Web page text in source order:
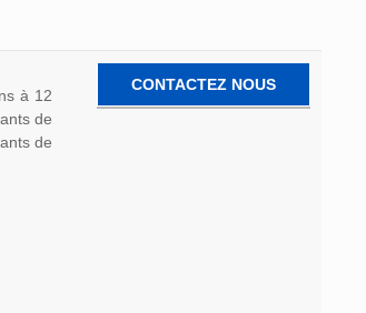
à 12
de
de
CONTACTEZ NOUS